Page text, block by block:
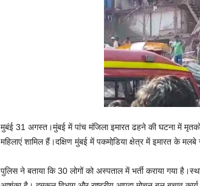
मुबंई 31 अगस्त।मुंबई में पांच मंजिला इमारत ढहने की घटना में
महिलाएं शामिल हैं।दक्षिण मुंबई में पकमोडि़या क्षेत्र में इमारत के मलबे
पुलिस ने बताया कि 30 लोगों को अस्पताल में भर्ती कराया गया